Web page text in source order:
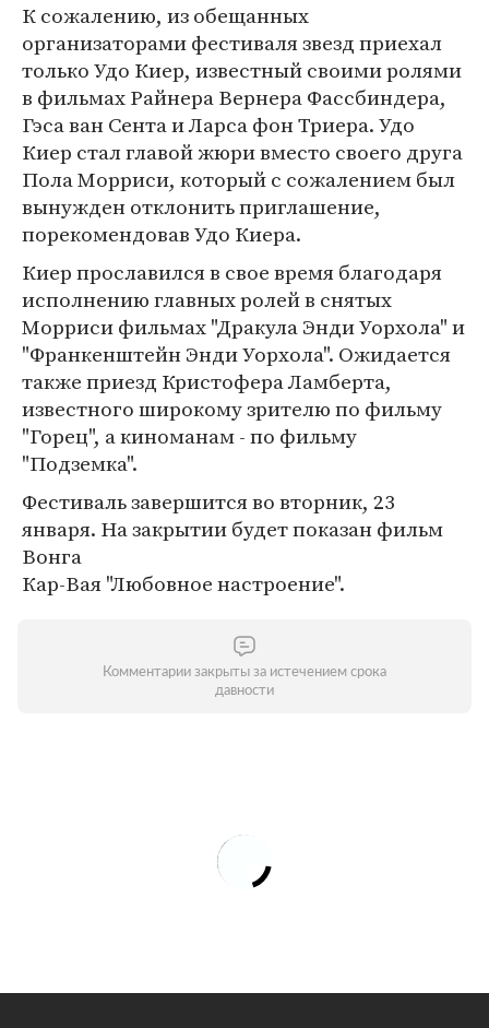
К сожалению, из обещанных
организаторами фестиваля звезд приехал
только Удо Киер, известный своими ролями
в фильмах Райнера Вернера Фассбиндера,
Гэса ван Сента и Ларса фон Триера. Удо
Киер стал главой жюри вместо своего друга
Пола Морриси, который с сожалением был
вынужден отклонить приглашение,
порекомендовав Удо Киера.
Киер прославился в свое время благодаря
исполнению главных ролей в снятых
Морриси фильмах "Дракула Энди Уорхола" и
"Франкенштейн Энди Уорхола". Ожидается
также приезд Кристофера Ламберта,
известного широкому зрителю по фильму
"Горец", а киноманам - по фильму
"Подземка".
Фестиваль завершится во вторник, 23
января. На закрытии будет показан фильм
Вонга
Кар-Вая "Любовное настроение".
Комментарии закрыты за истечением срока
давности